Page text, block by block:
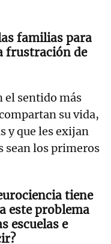
familias para
frustración de
el sentido más
su vida,
y que les exijan
sean los primeros
tiene
este problema
escuelas e